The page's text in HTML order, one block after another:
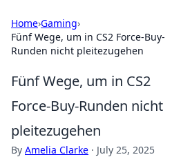
Home›Gaming›
Fünf Wege, um in CS2 Force-Buy-
Runden nicht pleitezugehen
Fünf Wege, um in CS2
Force-Buy-Runden nicht
pleitezugehen
By Amelia Clarke · July 25, 2025